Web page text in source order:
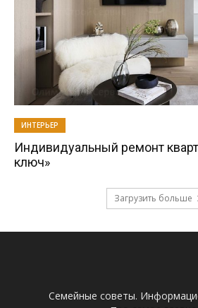
ИНТЕРЬЕР
Индивидуальный ремонт
ключ»
Загрузить больше
Семейные советы.